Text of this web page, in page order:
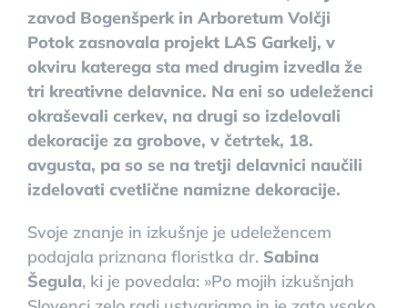
zavod Bogenšperk in Arboretum Volčji
Potok zasnovala projekt LAS Garkelj, v
okviru katerega sta med drugim izvedla že
tri kreativne delavnice. Na eni so udeleženci
okraševali cerkev, na drugi so izdelovali
dekoracije za grobove, v četrtek, 18.
avgusta, pa so se na tretji delavnici naučili
izdelovati cvetlične namizne dekoracije.
Svoje znanje in izkušnje je udeležencem
podajala priznana floristka dr. Sabina
Šegula, ki je povedala: »Po mojih izkušnjah